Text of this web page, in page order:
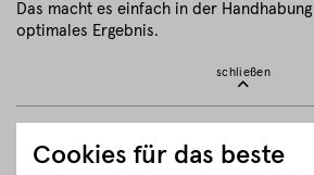
Das macht es einfach in der
optimales Ergebnis.
schließen
Cookies für das beste